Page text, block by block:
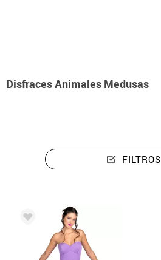
Disfraces Animales Medusas
FILTROS